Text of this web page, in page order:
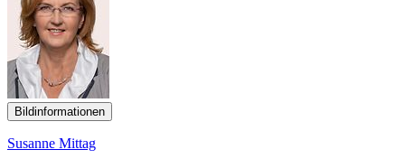
Bildinformationen
Susanne Mittag